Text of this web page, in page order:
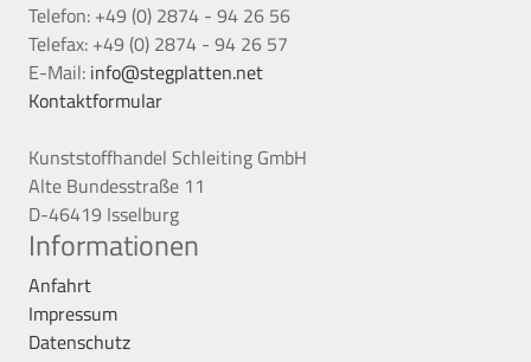
Telefon: +49 (0) 2874 - 94 26 56
Telefax: +49 (0) 2874 - 94 26 57
E-Mail: info@stegplatten.net
Kontaktformular
Kunststoffhandel Schleiting GmbH
Alte Bundesstraße 11
D-46419 Isselburg
Informationen
Anfahrt
Impressum
Datenschutz